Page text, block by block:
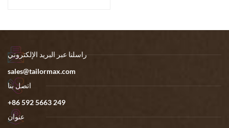
راسلنا عبر البريد الإلكتروني
sales@tailormax.com
اتصل بنا
+86 592 5663 249
عنوان